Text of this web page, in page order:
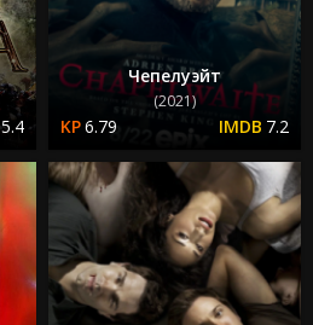
5.4
Чепелуэйт
(2021)
6.79 7.2